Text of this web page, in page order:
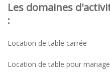
Les domaines
:
Location de table carrée
Location de table pour mariage